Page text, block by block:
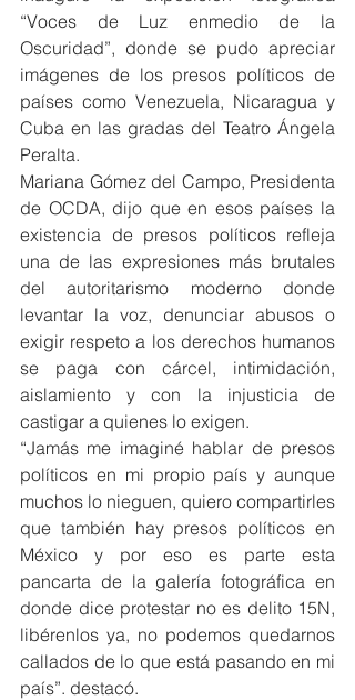
“Voces de Luz enmedio de la
Oscuridad”, donde se pudo apreciar
imágenes de los presos políticos de
países como Venezuela, Nicaragua y
Cuba en las gradas del Teatro Ángela
Peralta.
Mariana Gómez del Campo, Presidenta
de OCDA, dijo que en esos países la
existencia de presos políticos refleja
una de las expresiones más brutales
del autoritarismo moderno donde
levantar la voz, denunciar abusos o
exigir respeto a los derechos humanos
se paga con cárcel, intimidación,
aislamiento y con la injusticia de
castigar a quienes lo exigen.
“Jamás me imaginé hablar de presos
políticos en mi propio país y aunque
muchos lo nieguen, quiero compartirles
que también hay presos políticos en
México y por eso es parte esta
pancarta de la galería fotográfica en
donde dice protestar no es delito 15N,
libérenlos ya, no podemos quedarnos
callados de lo que está pasando en mi
país”. destacó.